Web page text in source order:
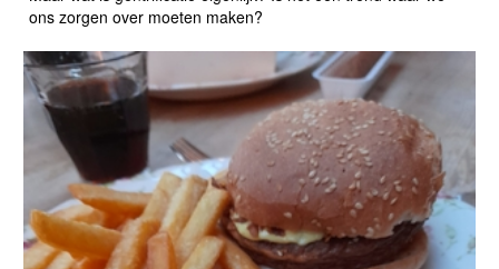
ons zorgen over moeten maken?